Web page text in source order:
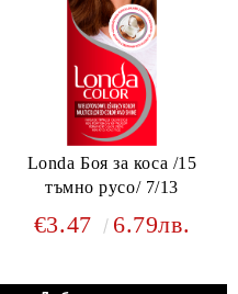
Londa Боя за коса /15
тъмно русо/ 7/13
€3.47 6.79лв.